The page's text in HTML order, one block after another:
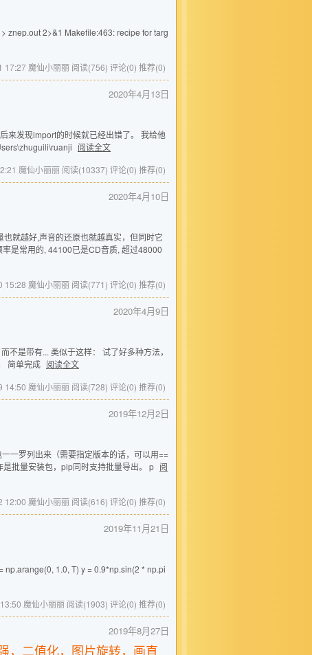
znep.out 2>&1 Makefile:463: recipe for targ
17:27 魔仙小丽丽 阅读(756) 评论(0) 推荐(0)
2020年4月13日
来发现import的时候就已经出错了。 我给他
阅读全文
魔仙小丽丽 阅读(10337) 评论(0) 推荐(0)
2020年4月10日
就越好,声音的还原也就越真实，但同时它
是常用的, 44100已是CD音质, 超过48000
15:28 魔仙小丽丽 阅读(771) 评论(0) 推荐(0)
2020年4月9日
是带有... 类似于这样： 试了好多种方法，
简单完成 阅读全文
14:50 魔仙小丽丽 阅读(728) 评论(0) 推荐(0)
2019年12月2日
一罗列出来（需要指定版本的话，可以用==
批量安装包，pip同时支持批量导出。 p 阅
12:00 魔仙小丽丽 阅读(616) 评论(0) 推荐(0)
2019年11月21日
np.arange(0, 1.0, T) y = 0.9*np.sin(2 * np.pi
魔仙小丽丽 阅读(1903) 评论(0) 推荐(0)
2019年8月27日
，二值化，图片旋转，画直